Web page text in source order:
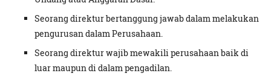
Seorang direktur bertanggung jawab dalam melakukan
pengurusan dalam Perusahaan.
Seorang direktur wajib mewakili perusahaan baik di
luar maupun di dalam pengadilan.